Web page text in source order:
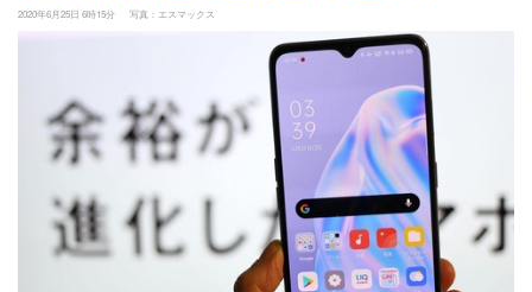
2020年6月25日 6時15分 写真：エスマックス